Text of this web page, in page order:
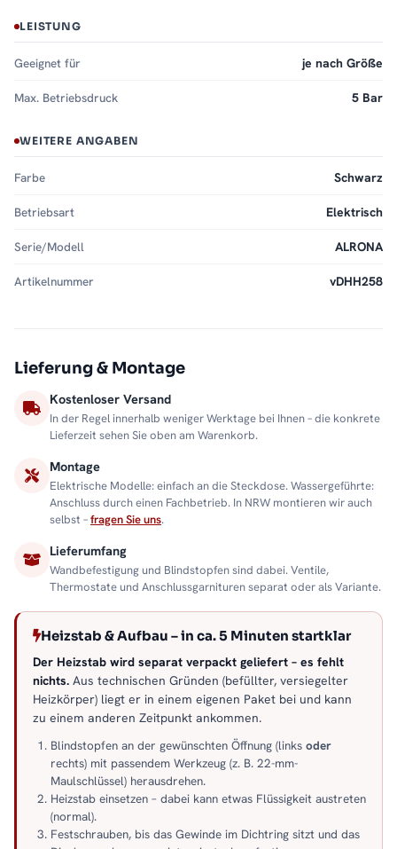
LEISTUNG
Geeignet für je nach Größe
Max. Betriebsdruck 5 Bar
WEITERE ANGABEN
Farbe Schwarz
Betriebsart Elektrisch
Serie/Modell ALRONA
Artikelnummer vDHH258
Lieferung & Montage
Kostenloser Versand
In der Regel innerhalb weniger Werktage bei Ihnen – die konkrete
Lieferzeit sehen Sie oben am Warenkorb.
Montage
Elektrische Modelle: einfach an die Steckdose. Wassergeführte:
Anschluss durch einen Fachbetrieb. In NRW montieren wir auch
selbst –fragen Sie uns.
Lieferumfang
Wandbefestigung und Blindstopfen sind dabei. Ventile,
Thermostate und Anschlussgarnituren separat oder als Variante.
Heizstab & Aufbau – in ca. 5 Minuten startklar
Der Heizstab wird separat verpackt geliefert – es fehlt
nichts. Aus technischen Gründen (befüllter, versiegelter
Heizkörper) liegt er in einem eigenen Paket bei und kann
zu einem anderen Zeitpunkt ankommen.
Blindstopfen an der gewünschten Öffnung (links oder
rechts) mit passendem Werkzeug (z. B. 22-mm-
Maulschlüssel) herausdrehen.
Heizstab einsetzen – dabei kann etwas Flüssigkeit austreten
(normal).
Festschrauben, bis das Gewinde im Dichtring sitzt und das